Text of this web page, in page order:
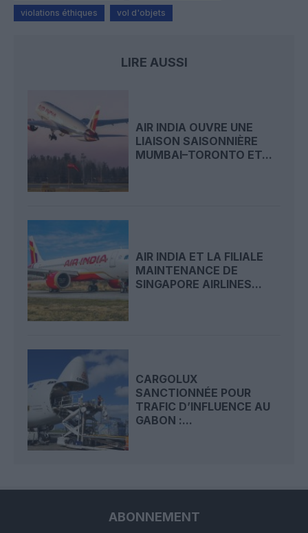
violations éthiques vol d'objets
LIRE AUSSI
AIR INDIA OUVRE UNE
LIAISON SAISONNIÈRE
MUMBAI–TORONTO ET...
AIR INDIA ET LA FILIALE
MAINTENANCE DE
SINGAPORE AIRLINES...
CARGOLUX
SANCTIONNÉE POUR
TRAFIC D’INFLUENCE AU
GABON :...
ABONNEMENT